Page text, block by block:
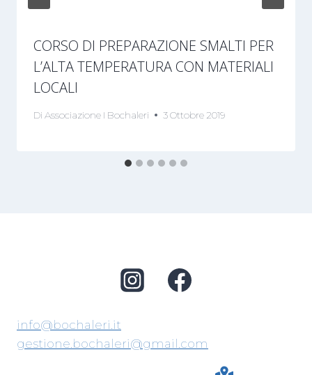
CORSO DI PREPARAZIONE SMALTI PER
L’ALTA TEMPERATURA CON MATERIALI
LOCALI
Di Associazione I Bochaleri 3 Ottobre 2019
info@bochaleri.it
gestione.bochaleri@gmail.com